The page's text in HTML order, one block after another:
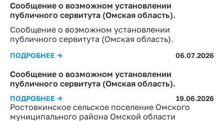
Ростовкинское сельское поселение Омского
муниципального района Омской области
Сообщение о возможном установлении
публичного сервитута (Омская область).
Сообщение о возможном установлении
публичного сервитута (Омская область).
ПОДРОБНЕЕ → 06.07.2026
Сообщение о возможном установлении
публичного сервитута (Омская область).
ПОДРОБНЕЕ → 19.06.2026